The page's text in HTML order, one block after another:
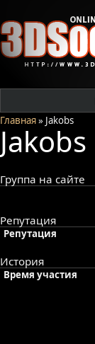
Главная» Jakobs
Jakobs
Группа на сайте
Репутация
Репутация
История
Время участия